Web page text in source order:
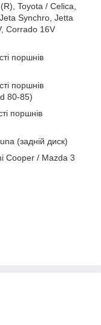
Toyota / Celica,
Synchro, Jetta
Corrado 16V
поршнів
поршнів
80-85)
поршнів
(задній диск)
Cooper / Mazda 3